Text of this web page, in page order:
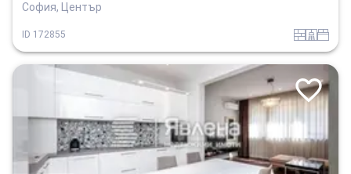
София, Център
ID 172855 tuhla sanitarno_pomeshtenie spalnia